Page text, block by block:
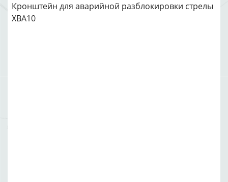
Кронштейн для аварийной разблокировки стрелы
XBA10